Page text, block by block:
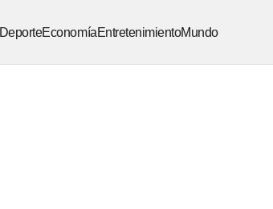
DeporteEconomíaEntretenimientoMundo